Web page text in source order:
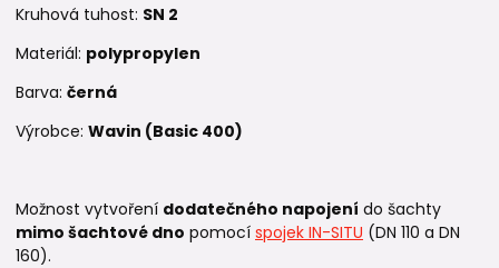
Kruhová tuhost: SN 2
Materiál: polypropylen
Barva: černá
Výrobce: Wavin (Basic 400)
Možnost vytvoření dodatečného napojení do šachty
mimo šachtové dno pomocí spojek IN-SITU (DN 110 a DN
160).